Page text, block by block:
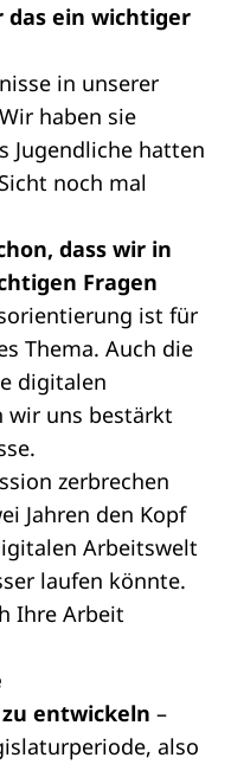
ein wichtiger
in unserer
haben sie
Jugendliche hatten
noch mal
dass wir in
Fragen
ist für
Thema. Auch die
digitalen
wir uns bestärkt
zerbrechen
Jahren den Kopf
Arbeitswelt
laufen könnte.
Ihre Arbeit
entwickeln –
also